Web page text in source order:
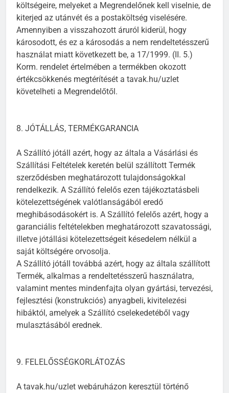
költségeire, melyeket a Megrendelőnek kell viselnie, de
kiterjed az utánvét és a postaköltség viselésére.
Amennyiben a visszahozott áruról kiderül, hogy
károsodott, és ez a károsodás a nem rendeltetésszerű
használat miatt következett be, a 17/1999. (II. 5.)
Korm. rendelet értelmében a termékben okozott
értékcsökkenés megtérítését a tavak.hu/uzlet
követelheti a Megrendelőtől.
8. JÓTÁLLÁS, TERMÉKGARANCIA
A Szállító jótáll azért, hogy az általa a Vásárlási és
Szállítási Feltételek keretén belül szállított Termék
szerződésben meghatározott tulajdonságokkal
rendelkezik. A Szállító felelős ezen tájékoztatásbeli
kötelezettségének valótlanságából eredő
meghibásodásokért is. A Szállító felelős azért, hogy a
garanciális feltételekben meghatározott szavatossági,
illetve jótállási kötelezettségeit késedelem nélkül a
saját költségére orvosolja.
A Szállító jótáll továbbá azért, hogy az általa szállított
Termék, alkalmas a rendeltetésszerű használatra,
valamint mentes mindenfajta olyan gyártási, tervezési,
fejlesztési (konstrukciós) anyagbeli, kivitelezési
hibáktól, amelyek a Szállító cselekedetéből vagy
mulasztásából erednek.
9. FELELŐSSÉGKORLÁTOZÁS
A tavak.hu/uzlet webáruházon keresztül történő